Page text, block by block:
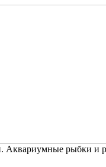
Аквариумные рыбки и